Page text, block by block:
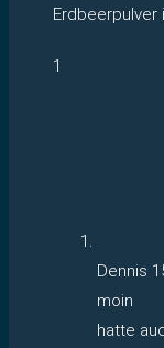
Erdbeerpulver
1
Dennis
moin
hatte